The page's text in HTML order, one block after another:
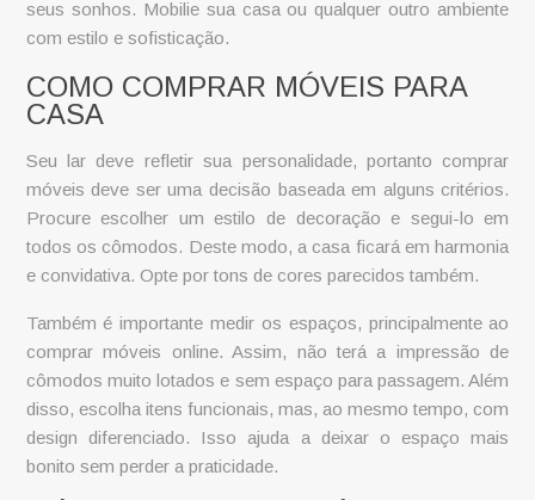
seus sonhos. Mobilie sua casa ou qualquer outro ambiente
com estilo e sofisticação.
COMO COMPRAR MÓVEIS PARA
CASA
Seu lar deve refletir sua personalidade, portanto comprar
móveis deve ser uma decisão baseada em alguns critérios.
Procure escolher um estilo de decoração e segui-lo em
todos os cômodos. Deste modo, a casa ficará em harmonia
e convidativa. Opte por tons de cores parecidos também.
Também é importante medir os espaços, principalmente ao
comprar móveis online. Assim, não terá a impressão de
cômodos muito lotados e sem espaço para passagem. Além
disso, escolha itens funcionais, mas, ao mesmo tempo, com
design diferenciado. Isso ajuda a deixar o espaço mais
bonito sem perder a praticidade.